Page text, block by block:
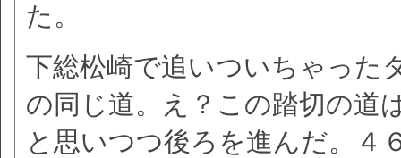
た。
下総松崎で追いついちゃった
の同じ道。え？この踏切の道
と思いつつ後ろを進んだ。４